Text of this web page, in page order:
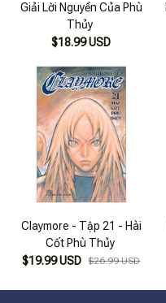
Giải Lời Nguyền Của Phù
Thủy
$18.99 USD
Claymore - Tập 21 - Hài
Cốt Phù Thủy
$19.99 USD
$26.99 USD